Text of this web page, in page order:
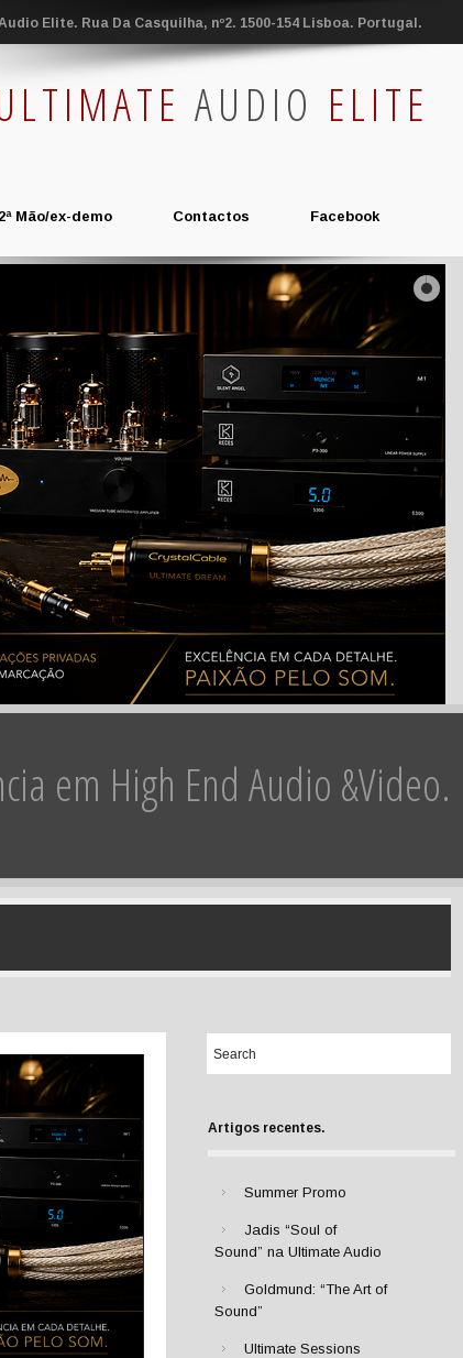
Elite. Rua Da Casquilha, nº2. 1500-154 Lisboa. Portugal.
AUDIO ELITE
2ª Mão/ex-demo Contactos Facebook
em High End Audio &Video.
Artigos recentes.
Summer Promo
Jadis “Soul of
Sound” na Ultimate Audio
Goldmund: “The Art of
Sound”
Ultimate Sessions